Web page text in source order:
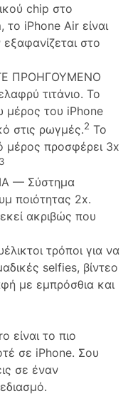
chip στο
iPhone Air είναι
στο
ΠΡΟΗΓΟΥΜΕΝΟ
τιτάνιο. Το
μέρος του iPhone
στις ρωγμές.2 Το
μέρος προσφέρει 3x
3
— Σύστημα
ποιότητας 2x.
ακριβώς που
τρόποι για να
selfies, βίντεο
με εμπρόσθια και
το πιο
σε iPhone. Σου
σε έναν